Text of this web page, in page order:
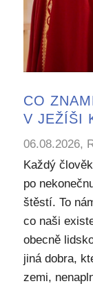
CO
V JEŽÍŠI
06.08.2026,
Každý
po
štěstí. To
co naši
obecně
jiná dobra,
zemi,